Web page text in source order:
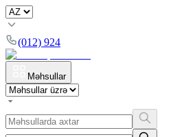
(012) 924
Məhsullar